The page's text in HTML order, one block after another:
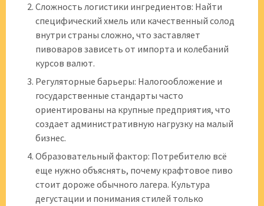
Сложность логистики ингредиентов: Найти
специфический хмель или качественный солод
внутри страны сложно, что заставляет
пивоваров зависеть от импорта и колебаний
курсов валют.
Регуляторные барьеры: Налогообложение и
государственные стандарты часто
ориентированы на крупные предприятия, что
создает административную нагрузку на малый
бизнес.
Образовательный фактор: Потребителю всё
еще нужно объяснять, почему крафтовое пиво
стоит дороже обычного лагера. Культура
дегустации и понимания стилей только